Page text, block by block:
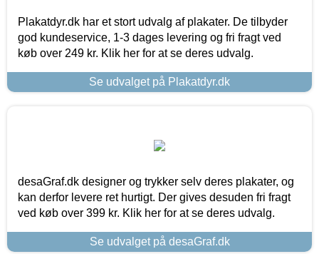
Plakatdyr.dk har et stort udvalg af plakater. De tilbyder
god kundeservice, 1-3 dages levering og fri fragt ved
køb over 249 kr. Klik her for at se deres udvalg.
Se udvalget på Plakatdyr.dk
desaGraf.dk designer og trykker selv deres plakater, og
kan derfor levere ret hurtigt. Der gives desuden fri fragt
ved køb over 399 kr. Klik her for at se deres udvalg.
Se udvalget på desaGraf.dk